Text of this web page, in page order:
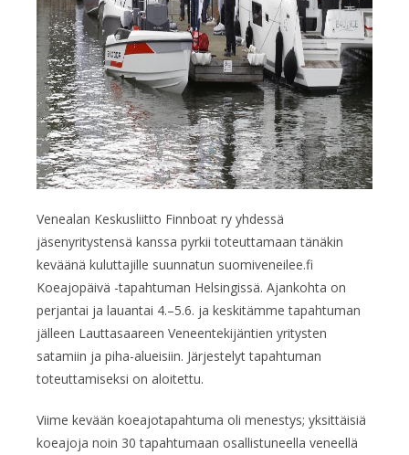
Venealan Keskusliitto Finnboat ry yhdessä
jäsenyritystensä kanssa pyrkii toteuttamaan tänäkin
keväänä kuluttajille suunnatun suomiveneilee.fi
Koeajopäivä -tapahtuman Helsingissä. Ajankohta on
perjantai ja lauantai 4.–5.6. ja keskitämme tapahtuman
jälleen Lauttasaareen Veneentekijäntien yritysten
satamiin ja piha-alueisiin. Järjestelyt tapahtuman
toteuttamiseksi on aloitettu.
Viime kevään koeajotapahtuma oli menestys; yksittäisiä
koeajoja noin 30 tapahtumaan osallistuneella veneellä